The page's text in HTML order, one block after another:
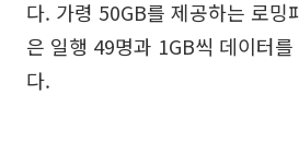
다. 가령 50GB를 제공하는 로밍
은 일행 49명과 1GB씩 데이터
다.